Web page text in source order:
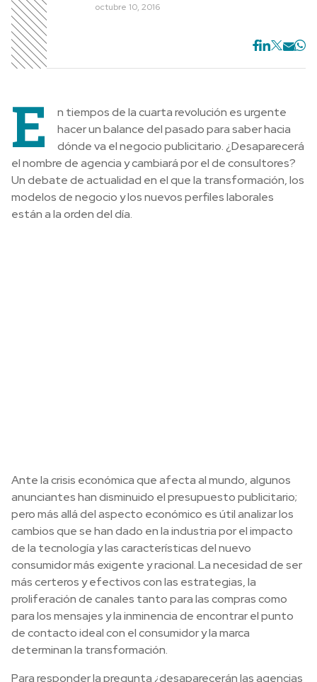
octubre 10, 2016
E
n tiempos de la cuarta revolución es urgente
hacer un balance del pasado para saber hacia
dónde va el negocio publicitario. ¿Desaparecerá
el nombre de agencia y cambiará por el de consultores?
Un debate de actualidad en el que la transformación, los
modelos de negocio y los nuevos perfiles laborales
están a la orden del día.
Ante la crisis económica que afecta al mundo, algunos
anunciantes han disminuido el presupuesto publicitario;
pero más allá del aspecto económico es útil analizar los
cambios que se han dado en la industria por el impacto
de la tecnología y las características del nuevo
consumidor más exigente y racional. La necesidad de ser
más certeros y efectivos con las estrategias, la
proliferación de canales tanto para las compras como
para los mensajes y la inminencia de encontrar el punto
de contacto ideal con el consumidor y la marca
determinan la transformación.
Para responder la pregunta ¿desaparecerán las agencias